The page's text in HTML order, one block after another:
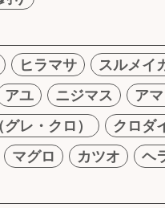
ヒラマサ スルメイ
アユ ニジマス ア
レ・クロ） クロダ
マグロ カツオ ヘ